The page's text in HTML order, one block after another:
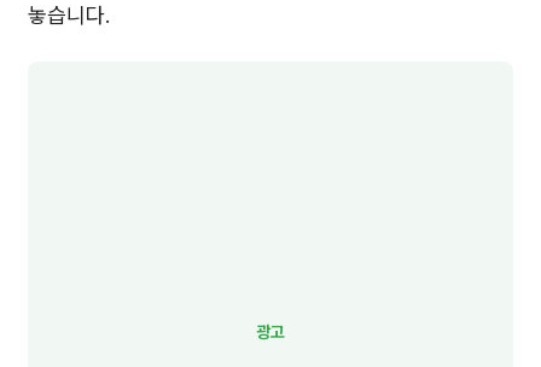
놓습니다.